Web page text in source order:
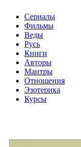
Сериалы
Фильмы
Веды
Русь
Книги
Авторы
Мантры
Отношения
Эзотерика
Курсы